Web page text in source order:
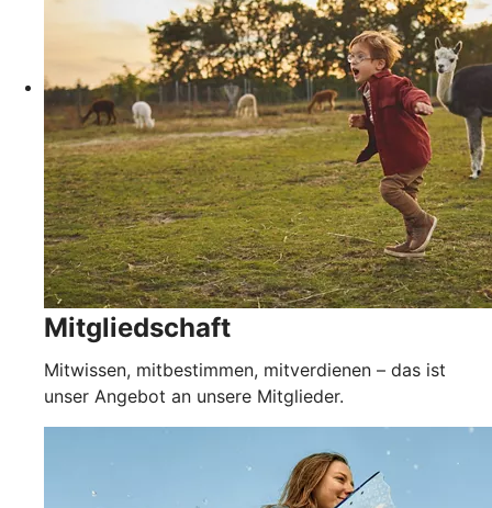
Mitgliedschaft
Mitwissen, mitbestimmen, mitverdienen – das ist
unser Angebot an unsere Mitglieder.